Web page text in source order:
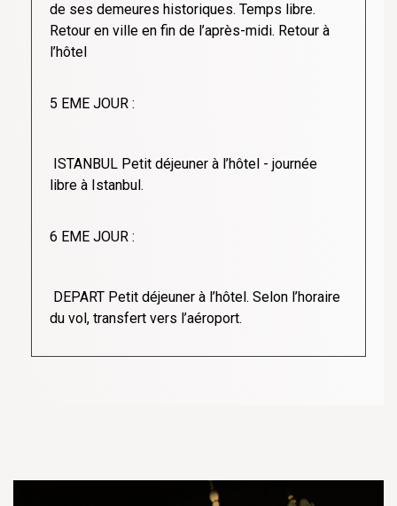
de ses demeures historiques. Temps libre.
Retour en ville en fin de l’après-midi. Retour à
l’hôtel
5 EME JOUR :
ISTANBUL Petit déjeuner à l’hôtel - journée
libre à Istanbul.
6 EME JOUR :
DEPART Petit déjeuner à l’hôtel. Selon l’horaire
du vol, transfert vers l’aéroport.